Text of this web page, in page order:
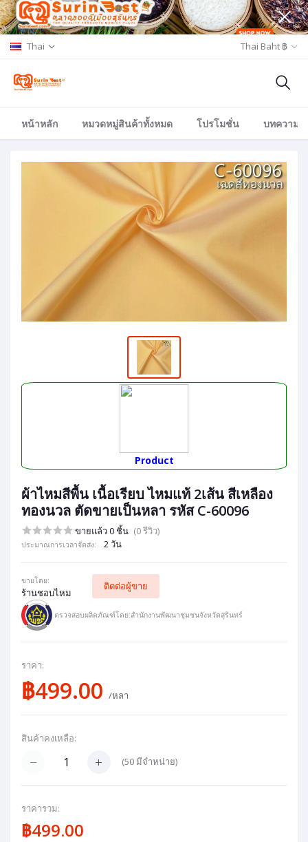
Thai Thai Baht ฿
หน้าหลัก หมวดหมู่สินค้าทั้งหมด โปรโมชั่น บทความ/
Product
ผ้าไหมสีพื้น เนื้อเรียบ ไหมแท้ 2เส้น สีเหลือง
ทองนวล ตัดขายเป็นหลา รหัส C-60096
ขายแล้ว 0 ชิ้น (0 รีวิว)
ประมาณการเวลาจัดส่ง: 2 วัน
ขายโดย:
ร้านชอบไหม
ติดต่อผู้ขาย
ตรวจสอบผลิตภัณฑ์โดย:สำนักงานพัฒนาชุมชนจังหวัดสุรินทร์
ราคา:
฿499.00 /หลา
สินค้าคงเหลือ:
(50มีจำหน่าย)
ราคารวม:
฿499.00